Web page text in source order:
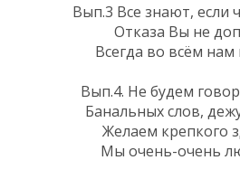
Вып.3 Все знают, если
Отказа Вы не
Всегда во всём нам
Вып.4. Не будем
Банальных слов,
Желаем крепкого
Мы очень-очень